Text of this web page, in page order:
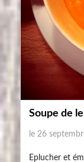
Soupe de
le 26
Eplucher et